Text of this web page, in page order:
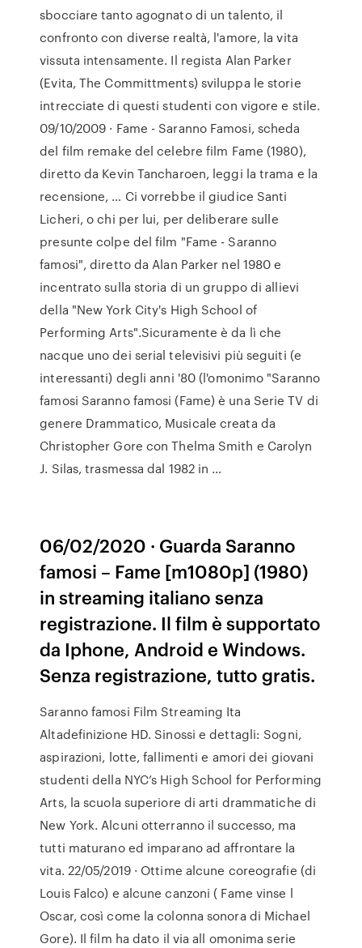
sbocciare tanto agognato di un talento, il
confronto con diverse realtà, l'amore, la vita
vissuta intensamente. Il regista Alan Parker
(Evita, The Committments) sviluppa le storie
intrecciate di questi studenti con vigore e stile.
09/10/2009 · Fame - Saranno Famosi, scheda
del film remake del celebre film Fame (1980),
diretto da Kevin Tancharoen, leggi la trama e la
recensione, … Ci vorrebbe il giudice Santi
Licheri, o chi per lui, per deliberare sulle
presunte colpe del film "Fame - Saranno
famosi", diretto da Alan Parker nel 1980 e
incentrato sulla storia di un gruppo di allievi
della "New York City's High School of
Performing Arts".Sicuramente è da lì che
nacque uno dei serial televisivi più seguiti (e
interessanti) degli anni '80 (l'omonimo "Saranno
famosi Saranno famosi (Fame) è una Serie TV di
genere Drammatico, Musicale creata da
Christopher Gore con Thelma Smith e Carolyn
J. Silas, trasmessa dal 1982 in …
06/02/2020 · Guarda Saranno
famosi – Fame [m1080p] (1980)
in streaming italiano senza
registrazione. Il film è supportato
da Iphone, Android e Windows.
Senza registrazione, tutto gratis.
Saranno famosi Film Streaming Ita
Altadefinizione HD. Sinossi e dettagli: Sogni,
aspirazioni, lotte, fallimenti e amori dei giovani
studenti della NYC’s High School for Performing
Arts, la scuola superiore di arti drammatiche di
New York. Alcuni otterranno il successo, ma
tutti maturano ed imparano ad affrontare la
vita. 22/05/2019 · Ottime alcune coreografie (di
Louis Falco) e alcune canzoni ( Fame vinse l
Oscar, così come la colonna sonora di Michael
Gore). Il film ha dato il via all omonima serie